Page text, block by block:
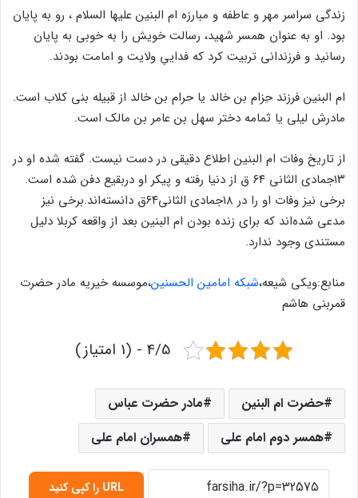
زندگی سراسر مهر و عاطفه و مبارزه ام ‏البنین علیها السلام ، رو به پایان
بود. او به عنوان همسر شهید، رسالت خویش را به خوبی به پایان
رسانید و فرزندانی تربیت کرد که فداییِ ولایت و امامت بودند.
ام البنین فرزند حِزام بن خالد یا حرام بن خالد از قبیله بنی کلاب است.
مادرش لیلی یا ثمامه دختر سهل بن عامر بن مالک است.
از تاریخ وفات ام البنین اطلاع دقیقی در دست نیست. گفته شده او در
۱۳جمادی الثانی ۶۴ ق از دنیا رفته و پیکر او دربقیع دفن شده است.
برخی نیز وفات او را در ۱۸جمادی الثانی۶۴ق دانسته‌اند.برخی نیز
مدعی شده‌اند که برای زنده بودن ام البنین بعد از واقعه کربلا دلیل
مستندی وجود ندارد.
منابع:ویکی شیعه،شبکه امامین الحسنین،موسسه خیریه مادر حضرت
قمربنی هاشم
4/5 - (1 امتیاز)
حضرت ام البنین
مادر حضرت عباس
همسر دوم امام علی
همسران امام علی
URL را کپی کنید